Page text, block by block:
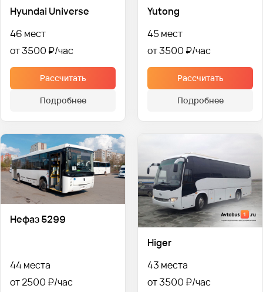
Hyundai Universe
46 мест
от 3500 ₽
Рассчитать
Подробнее
Yutong
45 мест
от 3500 ₽
Рассчитать
Подробнее
Нефаз 5299
44 места
от 2500 ₽
Higer
43 места
от 3500 ₽